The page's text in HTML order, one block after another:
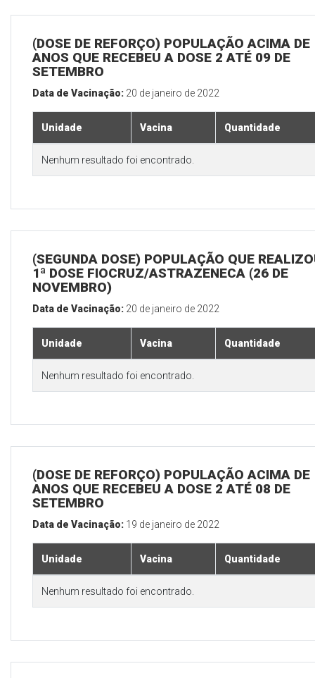
(DOSE DE REFORÇO) POPULAÇÃO ACIMA DE
ANOS QUE RECEBEU A DOSE 2 ATÉ 09 DE
SETEMBRO
Data de Vacinação: 20 de janeiro de 2022
Unidade Vacina Quantidade
Nenhum resultado foi encontrado.
(SEGUNDA DOSE) POPULAÇÃO QUE
1ª DOSE FIOCRUZ/ASTRAZENECA (26 DE
NOVEMBRO)
Data de Vacinação: 20 de janeiro de 2022
Unidade Vacina Quantidade
Nenhum resultado foi encontrado.
(DOSE DE REFORÇO) POPULAÇÃO ACIMA DE
ANOS QUE RECEBEU A DOSE 2 ATÉ 08 DE
SETEMBRO
Data de Vacinação: 19 de janeiro de 2022
Unidade Vacina Quantidade
Nenhum resultado foi encontrado.